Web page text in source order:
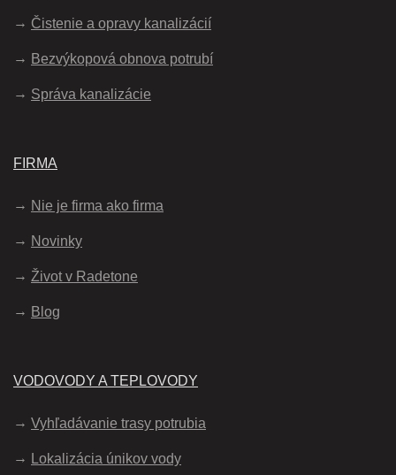
Čistenie a opravy kanalizácií
Bezvýkopová obnova potrubí
Správa kanalizácie
FIRMA
Nie je firma ako firma
Novinky
Život v Radetone
Blog
VODOVODY A TEPLOVODY
Vyhľadávanie trasy potrubia
Lokalizácia únikov vody